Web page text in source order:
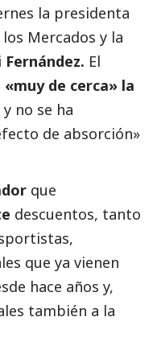
la presidenta
Mercados y la
Fernández. El
«muy de cerca» la
no se ha
de absorción»
que
descuentos, tanto
que ya vienen
hace años y,
también a la